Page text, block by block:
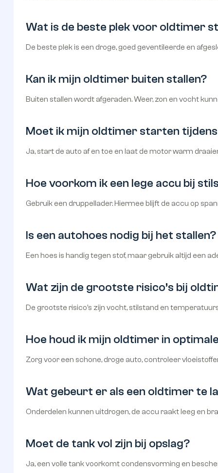
Wat is de beste plek voor oldtimer
De beste plek is een droge, goed geventileerde en
Kan ik mijn oldtimer buiten stallen?
Buiten stallen wordt afgeraden. Weer, zon en vocht
Moet ik mijn oldtimer starten
Ja, start de auto af en toe en laat de motor warm
Hoe voorkom ik een lege accu bij
Gebruik een druppellader. Hiermee blijft de accu op
Is een autohoes nodig bij het stallen?
Een hoes is handig tegen stof, maar gebruik altijd een
Wat zijn de grootste risico’s bij
De grootste risico’s zijn vocht, stilstand en
Hoe houd ik mijn oldtimer in
Zorg voor een schone, droge auto, controleer
Wat gebeurt er als een oldtimer te
Onderdelen kunnen uitdrogen, de accu raakt leeg en
Moet de tank vol zijn bij opslag?
Ja, een volle tank voorkomt condensvorming en